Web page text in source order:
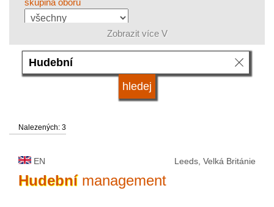
skupina oborů
jazyk
kvalifikace
druh vysoké školy
Zobrazit více V
Nalezených: 3
EN Leeds, Velká Británie
Hudebnímanagement